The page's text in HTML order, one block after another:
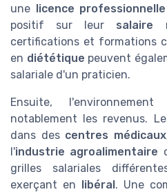
une licence professionnelle
positif sur leur salaire
certifications et formations
en diététique peuvent
salariale d'un praticien.
Ensuite,
notablement les revenus.
dans des centres médicaux
l'industrie agroalimentaire
grilles salariales
exerçant en libéral. Une